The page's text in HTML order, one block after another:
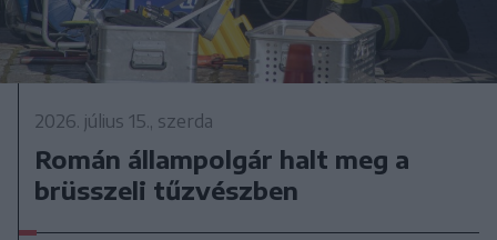
2026. július 15., szerda
Román állampolgár halt meg a
brüsszeli tűzvészben